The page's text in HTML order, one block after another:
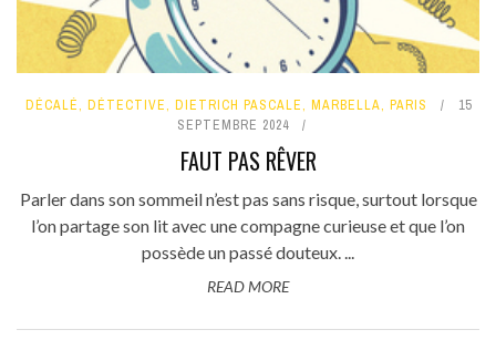
DÉCALÉ, DÉTECTIVE, DIETRICH PASCALE, MARBELLA, PARIS
15
SEPTEMBRE 2024
FAUT PAS RÊVER
Parler dans son sommeil n’est pas sans risque, surtout lorsque
l’on partage son lit avec une compagne curieuse et que l’on
possède un passé douteux. ...
READ MORE